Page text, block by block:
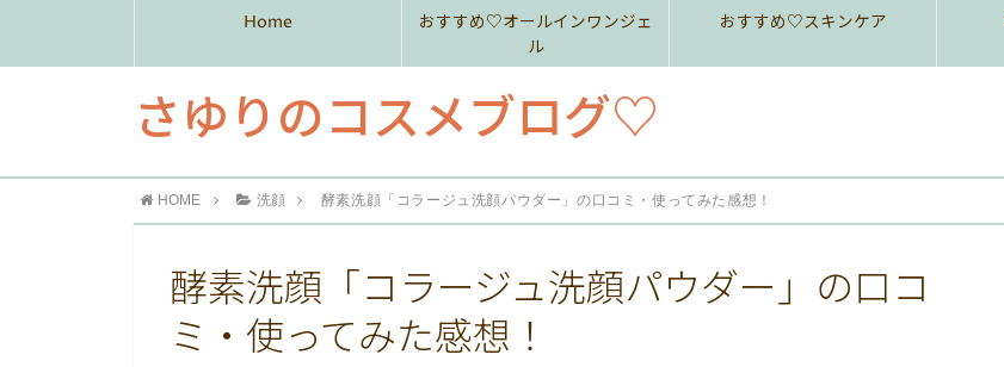
Home
おすすめ♡オールインワンジェ
ル
おすすめ♡スキンケア
さゆりのコスメブログ♡
HOME 洗顔 酵素洗顔「コラージュ洗顔パウダー」の口コミ・使ってみた感想！
酵素洗顔「コラージュ洗顔パウダー」の口コ
ミ・使ってみた感想！